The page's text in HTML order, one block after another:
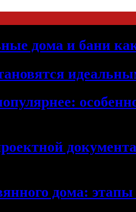
дома и бани
дома: